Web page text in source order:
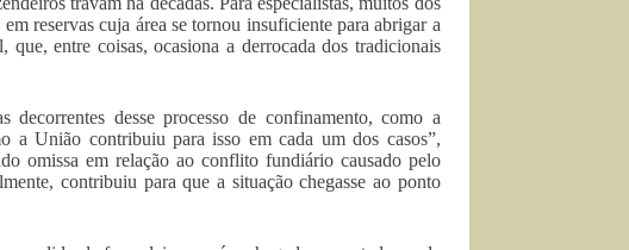
reservas cuja área se tornou insuficiente para abrigar a
entre coisas, ocasiona a derrocada dos tradicionais
desse processo de confinamento, como a
a União contribuiu para isso em cada um dos casos”,
omissa em relação ao conflito fundiário causado pelo
contribuiu para que a situação chegasse ao ponto